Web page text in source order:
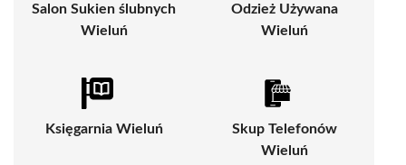
Salon Sukien ślubnych
Wieluń
Odzież Używana
Wieluń
Księgarnia Wieluń
Skup Telefonów
Wieluń